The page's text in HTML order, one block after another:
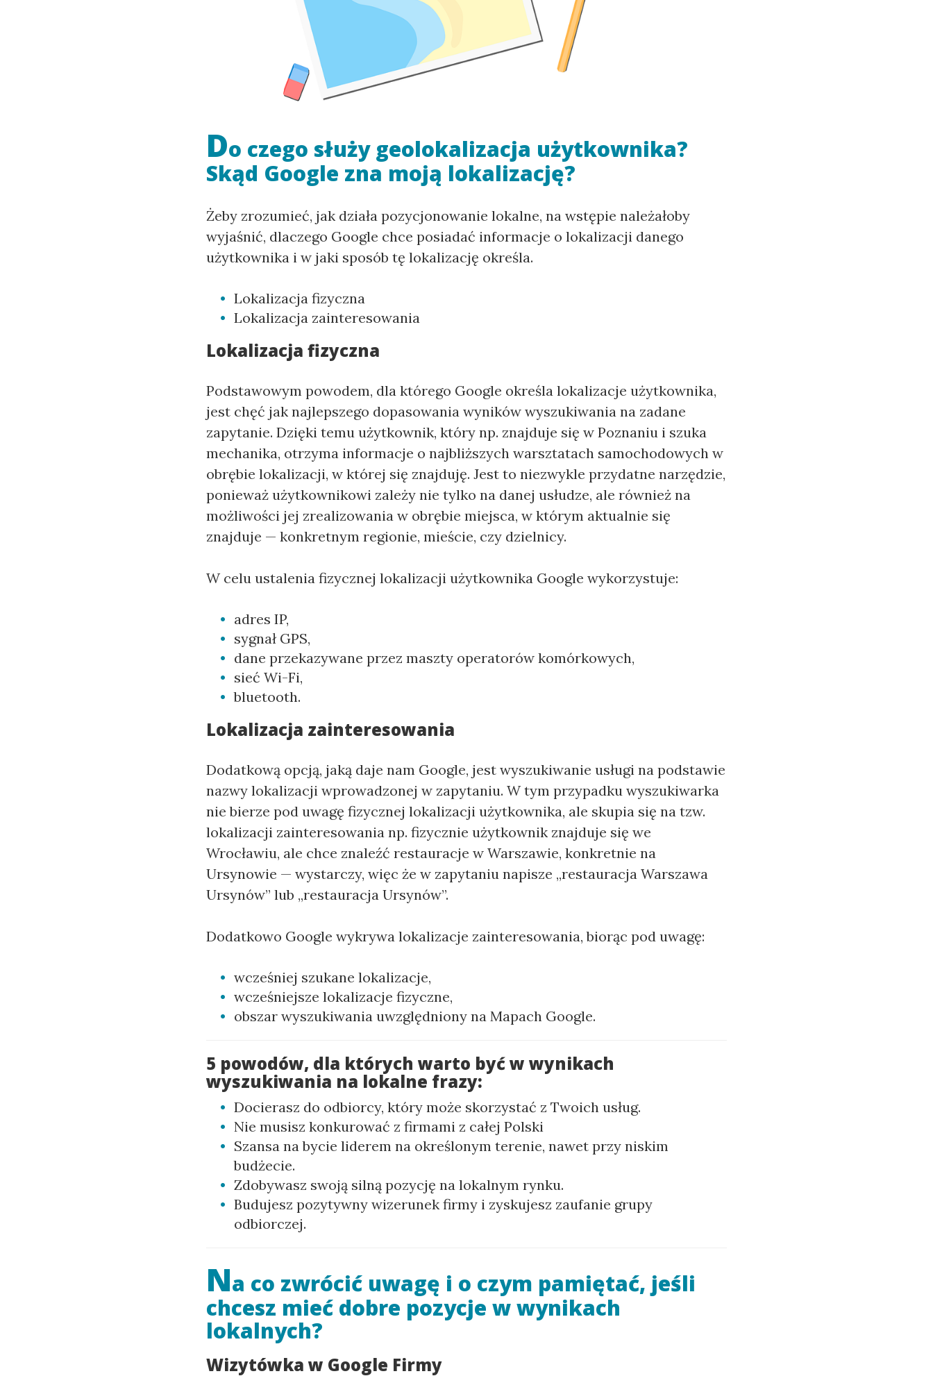
Do czego służy geolokalizacja użytkownika?
Skąd Google zna moją lokalizację?
Żeby zrozumieć, jak działa pozycjonowanie lokalne, na wstępie należałoby
wyjaśnić, dlaczego Google chce posiadać informacje o lokalizacji danego
użytkownika i w jaki sposób tę lokalizację określa.
Lokalizacja fizyczna
Lokalizacja zainteresowania
Lokalizacja fizyczna
Podstawowym powodem, dla którego Google określa lokalizacje użytkownika,
jest chęć jak najlepszego dopasowania wyników wyszukiwania na zadane
zapytanie. Dzięki temu użytkownik, który np. znajduje się w Poznaniu i szuka
mechanika, otrzyma informacje o najbliższych warsztatach samochodowych w
obrębie lokalizacji, w której się znajduję. Jest to niezwykle przydatne narzędzie,
ponieważ użytkownikowi zależy nie tylko na danej usłudze, ale również na
możliwości jej zrealizowania w obrębie miejsca, w którym aktualnie się
znajduje — konkretnym regionie, mieście, czy dzielnicy.
W celu ustalenia fizycznej lokalizacji użytkownika Google wykorzystuje:
adres IP,
sygnał GPS,
dane przekazywane przez maszty operatorów komórkowych,
sieć Wi-Fi,
bluetooth.
Lokalizacja zainteresowania
Dodatkową opcją, jaką daje nam Google, jest wyszukiwanie usługi na podstawie
nazwy lokalizacji wprowadzonej w zapytaniu. W tym przypadku wyszukiwarka
nie bierze pod uwagę fizycznej lokalizacji użytkownika, ale skupia się na tzw.
lokalizacji zainteresowania np. fizycznie użytkownik znajduje się we
Wrocławiu, ale chce znaleźć restauracje w Warszawie, konkretnie na
Ursynowie — wystarczy, więc że w zapytaniu napisze „restauracja Warszawa
Ursynów” lub „restauracja Ursynów”.
Dodatkowo Google wykrywa lokalizacje zainteresowania, biorąc pod uwagę:
wcześniej szukane lokalizacje,
wcześniejsze lokalizacje fizyczne,
obszar wyszukiwania uwzględniony na Mapach Google.
5 powodów, dla których warto być w wynikach
wyszukiwania na lokalne frazy:
Docierasz do odbiorcy, który może skorzystać z Twoich usług.
Nie musisz konkurować z firmami z całej Polski
Szansa na bycie liderem na określonym terenie, nawet przy niskim
budżecie.
Zdobywasz swoją silną pozycję na lokalnym rynku.
Budujesz pozytywny wizerunek firmy i zyskujesz zaufanie grupy
odbiorczej.
Na co zwrócić uwagę i o czym pamiętać, jeśli
chcesz mieć dobre pozycje w wynikach
lokalnych?
Wizytówka w Google Firmy